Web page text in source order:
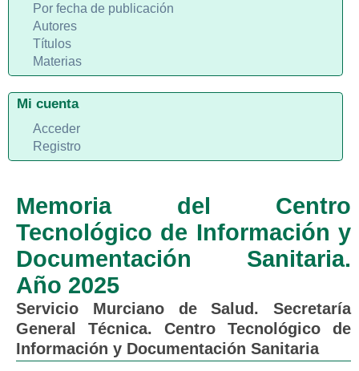
Memoria del Centro
Tecnológico de Información y
Documentación Sanitaria.
Año 2025
Servicio Murciano de Salud. Secretaría
General Técnica. Centro Tecnológico de
Información y Documentación Sanitaria
Por fecha de publicación
Autores
Títulos
Materias
Mi cuenta
Acceder
Registro